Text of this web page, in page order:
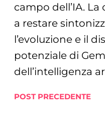
campo dell’IA.
a restare
l’evoluzione e il
potenziale di
dell’intelligenza
POST PRECEDENTE